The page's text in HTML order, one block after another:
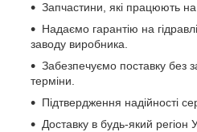
Запчастини, які працюють на
Надаємо гарантію на
заводу виробника.
Забезпечуємо поставку без
терміни.
Підтвердження надійності
Доставку в будь-який регіон